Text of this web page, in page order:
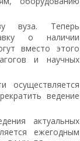
вуза. Теперь
о наличии
вместо этого
и научных
осуществляется
ведение
актуальных
ежегодным